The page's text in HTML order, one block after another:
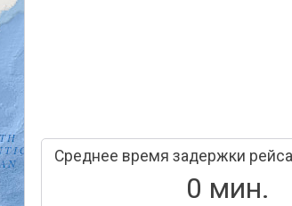
Среднее время задержки
0 мин.